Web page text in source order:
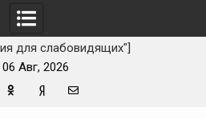
для слабовидящих"]
06 Авг, 2026